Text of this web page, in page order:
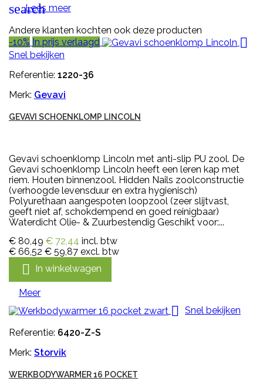
search
Lees meer
Andere klanten kochten ook deze producten
-10% In prijs verlaagd 
Snel bekijken
Referentie: 1220-36
Merk: Gevavi
GEVAVI SCHOENKLOMP LINCOLN
Gevavi schoenklomp Lincoln met anti-slip PU zool. De
Gevavi schoenklomp Lincoln heeft een leren kap met
riem. Houten binnenzool. Hidden Nails zoolconstructie
(verhoogde levensduur en extra hygienisch)
Polyurethaan aangespoten loopzool (zeer slijtvast,
geeft niet af, schokdempend en goed reinigbaar)
Waterdicht Olie- & Zuurbestendig Geschikt voor:...
€ 80,49 € 72,44 incl. btw
€ 66,52 € 59,87 excl. btw
 In winkelwagen
Meer
 Snel bekijken
Referentie: 6420-Z-S
Merk: Storvik
WERKBODYWARMER 16 POCKET